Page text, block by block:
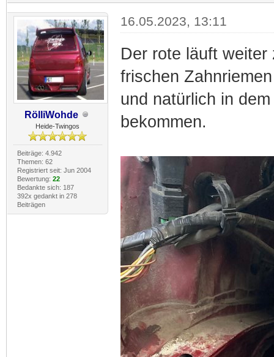
RölliWohde
Heide-Twingos
Beiträge: 4.942
Themen: 62
Registriert seit: Jun 2004
Bewertung: 22
Bedankte sich: 187
392x gedankt in 278
Beiträgen
16.05.2023, 13:11
Der rote läuft
frischen
und natürlich in
bekommen.